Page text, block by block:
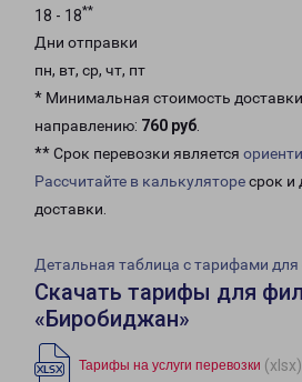
18 - 18**
Дни отправки
пн, вт, ср, чт, пт
* Минимальная стоимость
направлению: 760 руб.
** Срок перевозки является
Рассчитайте в калькуляторесрок и
доставки.
Детальная таблица с тарифами
Скачать тарифы для
«Биробиджан»
Тарифы на услуги перевозки (xlsx)